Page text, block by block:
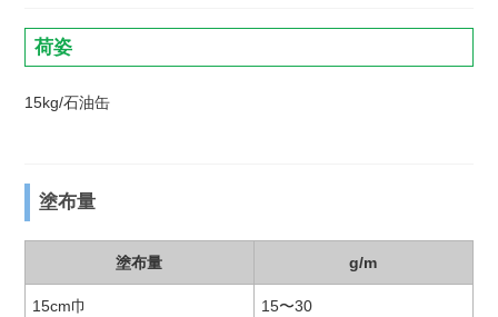
荷姿
15kg/石油缶
塗布量
塗布量 g/m
15cm巾 15〜30